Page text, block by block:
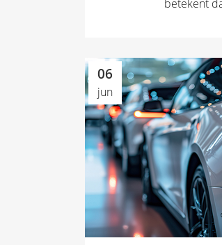
betekent
06
jun